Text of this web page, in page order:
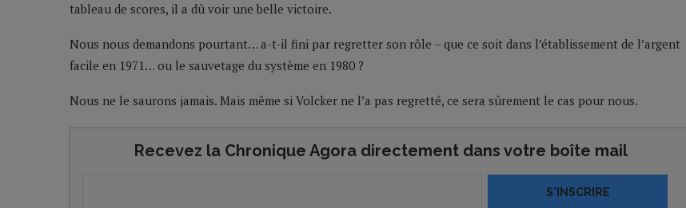
tableau de scores, il a dû voir une belle victoire.
Nous nous demandons pourtant… a-t-il fini par regretter son rôle – que ce soit dans l’établissement de l’argent
facile en 1971… ou le sauvetage du système en 1980 ?
Nous ne le saurons jamais. Mais même si Volcker ne l’a pas regretté, ce sera sûrement le cas pour nous.
Recevez la Chronique Agora directement dans votre boîte mail
S'INSCRIRE